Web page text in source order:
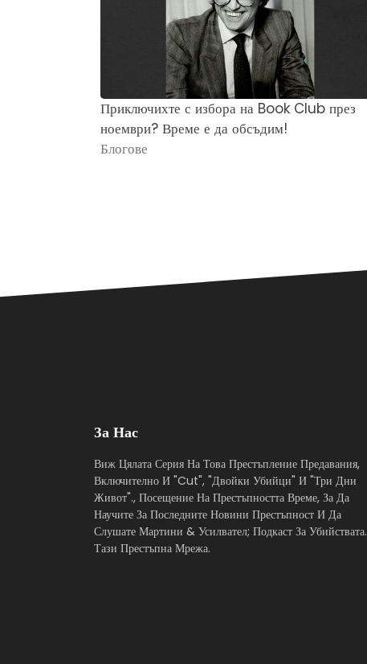
Приключихте с избора на Book Club през
ноември? Време е да обсъдим!
Блогове
За Нас
Виж Цялата Серия На Това Престъпление Предавания,
Включително И "Cut", "Двойки Убийци" И "Три Дни
Живот"., Посещение На Престъпността Време, За Да
Научите За Последните Новини Престъпност И Да
Слушате Мартини & Усилвател; Подкаст За Убийствата.
Тази Престъпна Мрежа.